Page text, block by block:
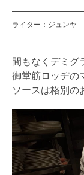
ライター：ジュンヤ
間もなくデミグ
御堂筋ロッヂの
ソースは格別の